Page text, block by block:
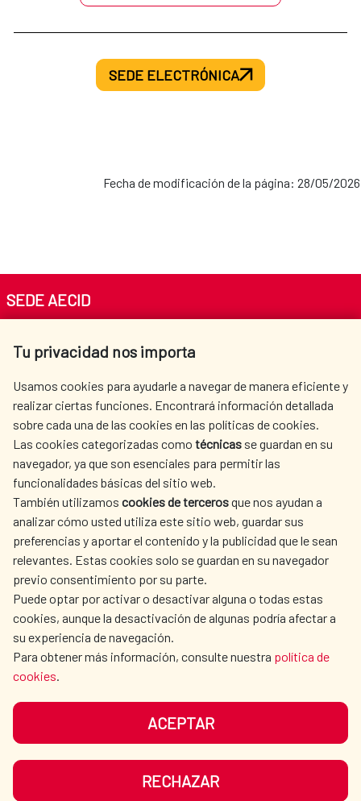
SEDE ELECTRÓNICA
Fecha de modificación de la página: 28/05/2026
Tu privacidad nos importa
Usamos cookies para ayudarle a navegar de manera eficiente y
realizar ciertas funciones. Encontrará información detallada
sobre cada una de las cookies en las políticas de cookies.
Las cookies categorizadas como técnicas se guardan en su
navegador, ya que son esenciales para permitir las
funcionalidades básicas del sitio web.
También utilizamos cookies de tercerosque nos ayudan a
analizar cómo usted utiliza este sitio web, guardar sus
preferencias y aportar el contenido y la publicidad que le sean
relevantes. Estas cookies solo se guardan en su navegador
previo consentimiento por su parte.
Puede optar por activar o desactivar alguna o todas estas
cookies, aunque la desactivación de algunas podría afectar a
su experiencia de navegación.
Para obtener más información, consulte nuestra política de
cookies.
ACEPTAR
RECHAZAR
SEDE AECID
Tel. +34 900 20 30 54​​​​​​​
AECID
OÙ NOUS COOPÉRONS
L'ACTION HUMANITAIRE
ESPAGNOLE
SALLE DE PRESSE
CULTURE ET SCIENCE BIBLIOTHÈQUE
NOS RÉSEAUX SOCIAUX
PROTECTION DES DONNÉES
COOKIES
NAVÉGATION
PLAN DU SITE